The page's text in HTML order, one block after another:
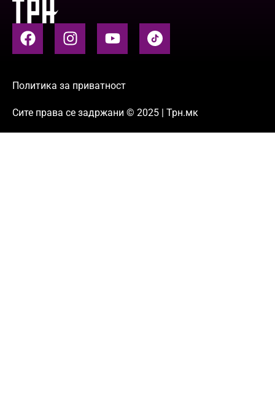
Политика за приватност
Сите права се задржани © 2025 | Трн.мк